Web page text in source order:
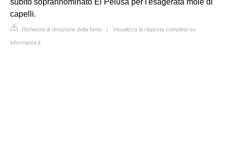
subito soprannominato El Pelusa per l'esagerata mole di
capelli.
Richiesta di rimozione della fonte | Visualizza la risposta completa su
informarea.it